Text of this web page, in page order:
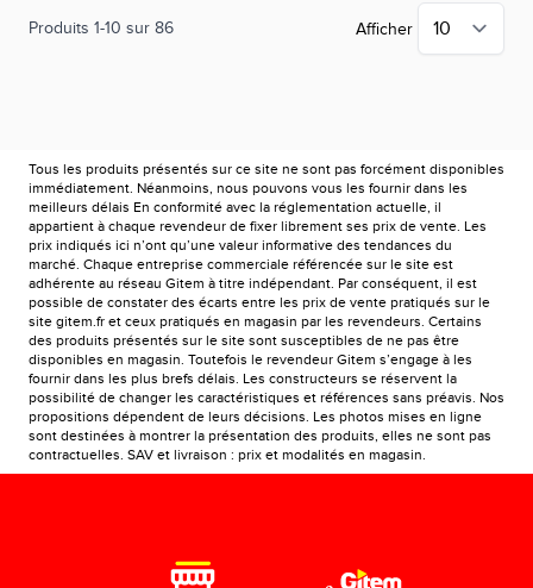
Produits 1-10 sur 86 Afficher
Tous les produits présentés sur ce site ne sont pas forcément disponibles
immédiatement. Néanmoins, nous pouvons vous les fournir dans les
meilleurs délais En conformité avec la réglementation actuelle, il
appartient à chaque revendeur de fixer librement ses prix de vente. Les
prix indiqués ici n’ont qu’une valeur informative des tendances du
marché. Chaque entreprise commerciale référencée sur le site est
adhérente au réseau Gitem à titre indépendant. Par conséquent, il est
possible de constater des écarts entre les prix de vente pratiqués sur le
site gitem.fr et ceux pratiqués en magasin par les revendeurs. Certains
des produits présentés sur le site sont susceptibles de ne pas être
disponibles en magasin. Toutefois le revendeur Gitem s’engage à les
fournir dans les plus brefs délais. Les constructeurs se réservent la
possibilité de changer les caractéristiques et références sans préavis. Nos
propositions dépendent de leurs décisions. Les photos mises en ligne
sont destinées à montrer la présentation des produits, elles ne sont pas
contractuelles. SAV et livraison : prix et modalités en magasin.